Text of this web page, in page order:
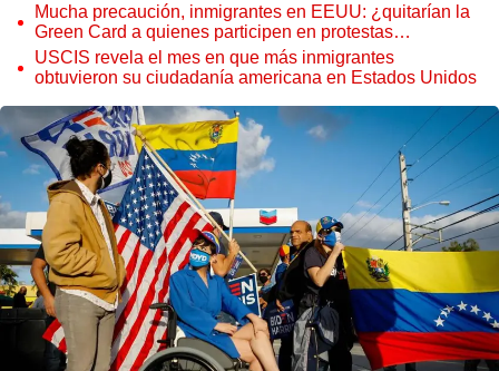
Mucha precaución, inmigrantes en EEUU: ¿quitarían la
Green Card a quienes participen en protestas
callejeras?
USCIS revela el mes en que más inmigrantes
obtuvieron su ciudadanía americana en Estados Unidos